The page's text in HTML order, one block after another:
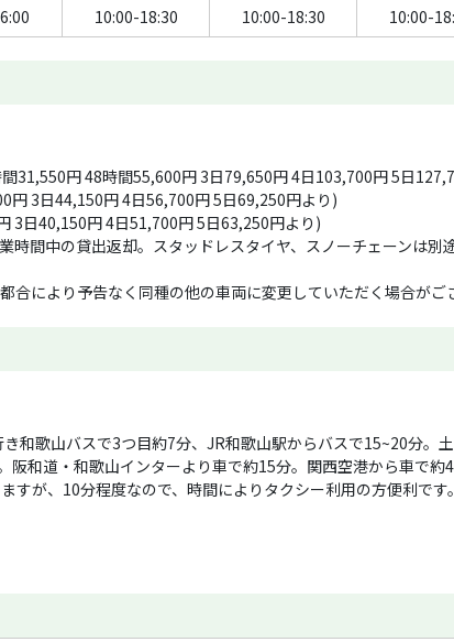
10:00-18:30 10:00-18:30 10:00-
31,550円 48時間55,600円 3日79,650円 4日103,700円 5日
円 3日44,150円 4日56,700円 5日69,250円より)
3日40,150円 4日51,700円 5日63,250円より)
間中の貸出返却。スタッドレスタイヤ、スノーチェーンは別
により予告なく同種の他の車両に変更していただく場合が
ありますので、オンライン予約でご指定いただいても、メー
ます。
・お知らせ事項等のメールに返信を頂いてご予約が確定いた
和歌山バスで3つ目約7分、JR和歌山駅からバスで15~20分。
和道・和歌山インターより車で約15分。関西空港から車で
すが、10分程度なので、時間によりタクシー利用の方便利で